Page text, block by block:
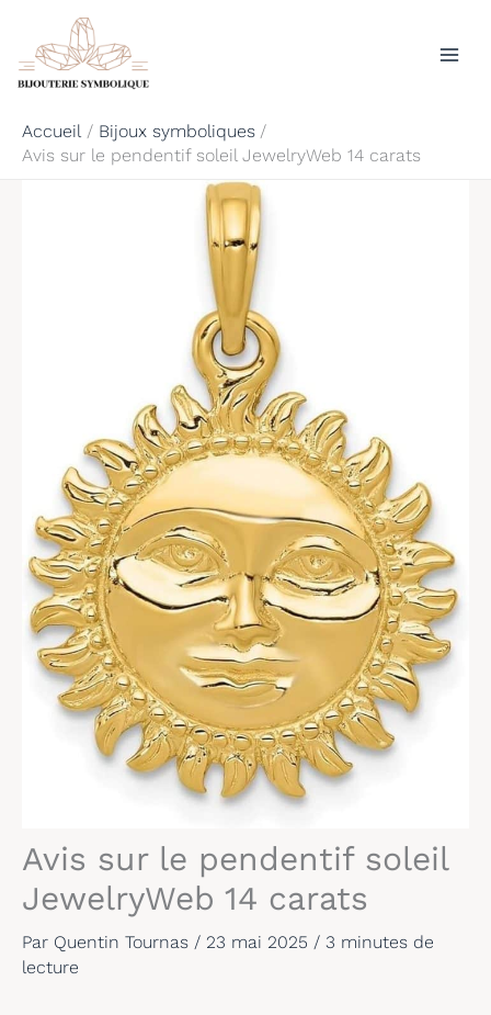
contenu
Accueil
Bijoux symboliques
Avis sur le pendentif soleil JewelryWeb 14 carats
Avis sur le pendentif soleil
JewelryWeb 14 carats
Par Quentin Tournas / 23 mai 2025 / 3 minutes de
lecture
Rechercher